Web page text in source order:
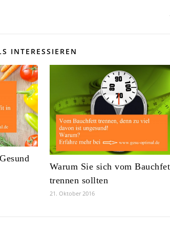
INTERESSIEREN
Warum Sie sich vom
trennen sollten
21. Oktober 2016